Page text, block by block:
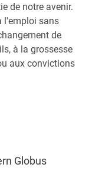
de notre avenir.
l'emploi sans
de
à la grossesse
aux convictions
Globus